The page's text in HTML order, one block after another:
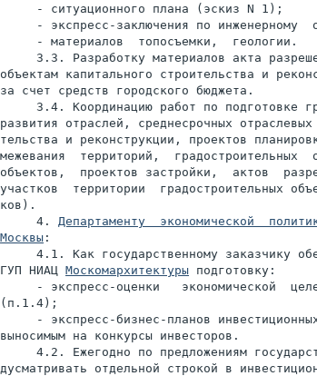
     - ситуационного плана (эскиз N 1);
- экспресс-заключения по инженерному
     - материалов  топосъемки,  геологии.
3.3. Разработку материалов акта
объектам капитального строительства и
за счет средств городского бюджета.
3.4. Координацию работ по подготовке
развития отраслей, среднесрочных
тельства и реконструкции, проектов
межевания  территорий,  градостроительных
объектов,  проектов застройки,  актов
участков  территории  градостроительных
ков).
     4.
Департаменту  экономической
Москвы :
4.1. Как государственному заказчику
ГУП НИАЦ Москомархитектуры подготовку:
- экспресс-оценки   экономической
(п.1.4);
- экспресс-бизнес-планов
выносимым на конкурсы инвесторов.
4.2. Ежегодно по предложениям
дусматривать отдельной строкой в